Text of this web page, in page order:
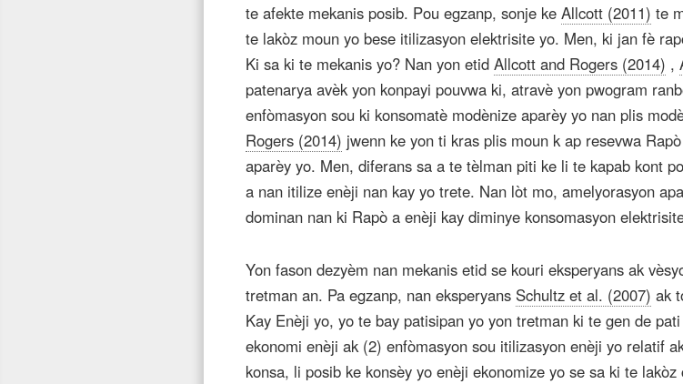
te afekte mekanis posib. Pou egzanp, sonje ke Allcott (2011) te
te lakòz moun yo bese itilizasyon elektrisite yo. Men, ki jan fè
Ki sa ki te mekanis yo? Nan yon etid Allcott and Rogers (2014) ,
patenarya avèk yon konpayi pouvwa ki, atravè yon pwogram
enfòmasyon sou ki konsomatè modènize aparèy yo nan plis
Rogers (2014) jwenn ke yon ti kras plis moun k ap resevwa
aparèy yo. Men, diferans sa a te tèlman piti ke li te kapab kont
a nan itilize enèji nan kay yo trete. Nan lòt mo, amelyorasyon
dominan nan ki Rapò a enèji kay diminye konsomasyon
Yon fason dezyèm nan mekanis etid se kouri eksperyans ak
tretman an. Pa egzanp, nan eksperyans Schultz et al. (2007) ak
Kay Enèji yo, yo te bay patisipan yo yon tretman ki te gen de
ekonomi enèji ak (2) enfòmasyon sou itilizasyon enèji yo relatif
konsa, li posib ke konsèy yo enèji ekonomize yo se sa ki te